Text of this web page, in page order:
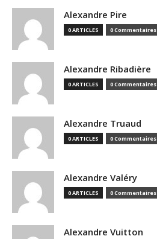
Alexandre Pire
0 ARTICLES 0 Commentaires
Alexandre Ribadière
0 ARTICLES 0 Commentaires
Alexandre Truaud
0 ARTICLES 0 Commentaires
Alexandre Valéry
0 ARTICLES 0 Commentaires
Alexandre Vuitton